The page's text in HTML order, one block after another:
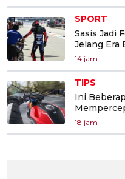
SPORT
Sasis Jadi
Jelang Era
14 jam
TIPS
Ini
18 jam